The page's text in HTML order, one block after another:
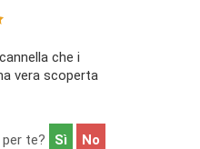
che i
vera scoperta
te? Sì No